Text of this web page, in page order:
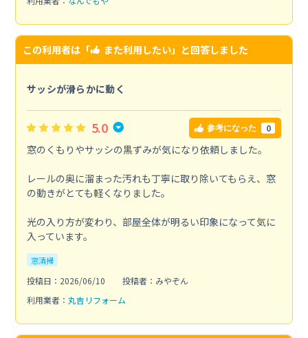
この利用者は「 また利用したい」と回答しました
サッシが滑らかに動く
5.0 参考になった 0
窓のくもりやサッシの黒ずみが気になり依頼しました。
レールの奥に溜まった汚れも丁寧に取り除いてもらえ、窓
の動きがとても軽くなりました。
光の入り方が変わり、部屋全体が明るい印象になって気に
入っています。
窓清掃
投稿日：2026/06/10
投稿者：みやぞん
利用業者： 丸吉リフォーム